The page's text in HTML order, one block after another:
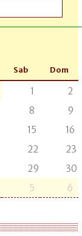
Sab Dom
1
2
8
9
15
16
22
23
29
30
5 6